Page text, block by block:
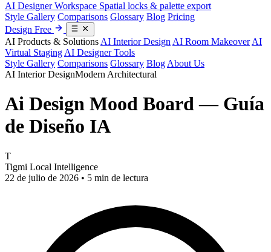
AI Designer Workspace Spatial locks & palette export
Style Gallery Comparisons Glossary Blog Pricing
Design Free
AI Products & Solutions AI Interior Design AI Room Makeover AI
Virtual Staging AI Designer Tools
Style Gallery Comparisons Glossary Blog About Us
AI Interior DesignModern Architectural
Ai Design Mood Board — Guía
de Diseño IA
T
Tigmi Local Intelligence
22 de julio de 2026 • 5 min de lectura